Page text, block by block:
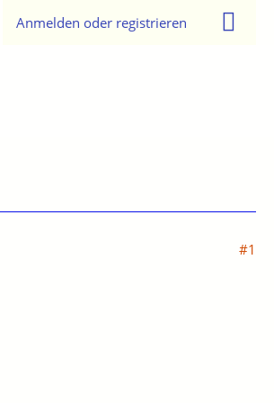
Anmelden oder registrieren
#1